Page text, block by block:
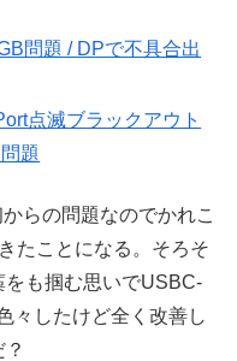
問題 / DPで不具合出
点滅ブラックアウト
題
らの問題なのでかれこ
たことになる。そろそ
も掴む思いでUSBC-
々したけど全く改善し